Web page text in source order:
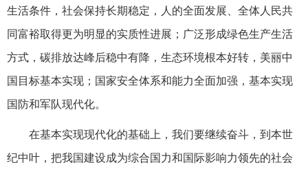
生活条件，社会保持长期稳定，人的全面发展、全体人民共
同富裕取得更为明显的实质性进展；广泛形成绿色生产生活
方式，碳排放达峰后稳中有降，生态环境根本好转，美丽中
国目标基本实现；国家安全体系和能力全面加强，基本实现
国防和军队现代化。
在基本实现现代化的基础上，我们要继续奋斗，到本世
纪中叶，把我国建设成为综合国力和国际影响力领先的社会